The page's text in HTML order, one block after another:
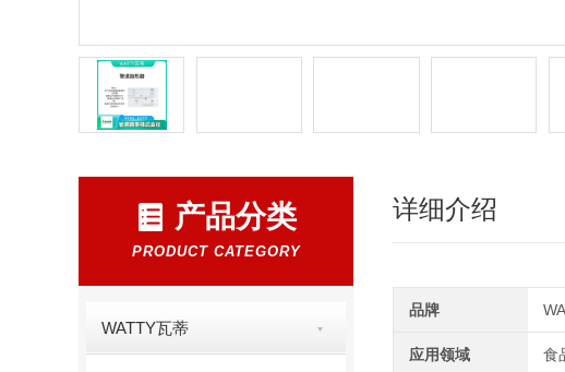
产品分类
PRODUCT CATEGORY
WATTY瓦蒂
详细介绍
品牌
应用领域 食